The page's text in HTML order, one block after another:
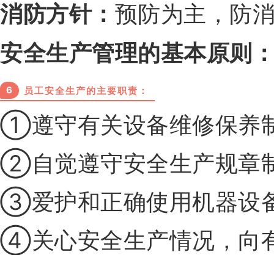
消防方针： 预防为主，防
安全生产管理的基本原则
6 员工安全生产的主要职责：
①遵守有关设备维修保养
②自觉遵守安全生产规章
③爱护和正确使用机器设
④关心安全生产情况，向